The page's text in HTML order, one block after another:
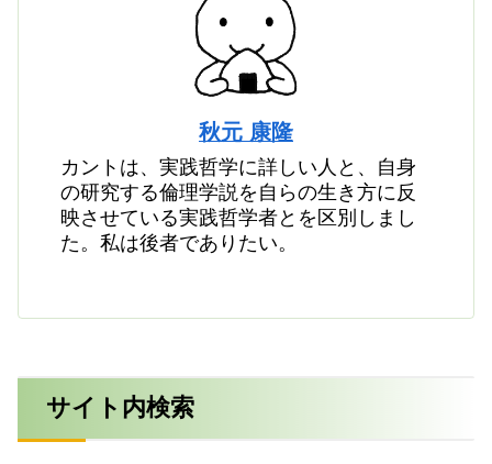
秋元 康隆
カントは、実践哲学に詳しい人と、自身
の研究する倫理学説を自らの生き方に反
映させている実践哲学者とを区別しまし
た。私は後者でありたい。
サイト内検索